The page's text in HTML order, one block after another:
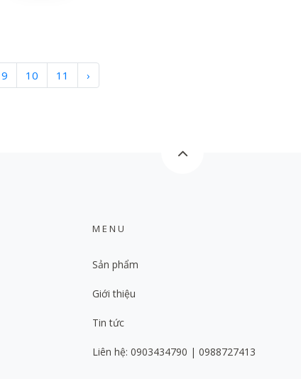
9 10 11 ›
MENU
Sản phẩm
Giới thiệu
Tin tức
Liên hệ: 0903434790 | 0988727413